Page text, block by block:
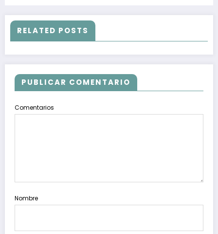
RELATED POSTS
PUBLICAR COMENTARIO
Comentarios
Nombre